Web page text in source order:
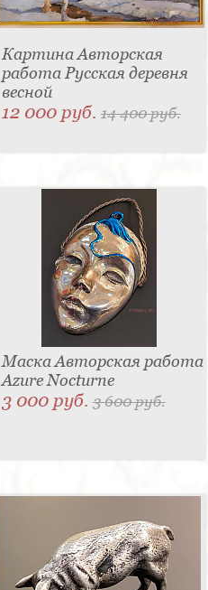
Картина Авторская
работа Русская деревня
весной
12 000 руб. 14 400 руб.
Маска Авторская работа
Azure Nocturne
3 000 руб. 3 600 руб.